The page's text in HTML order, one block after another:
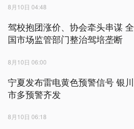
8月10日 04:48
驾校抱团涨价、协会牵头串谋 全
国市场监管部门整治驾培垄断
8月10日 06:00
宁夏发布雷电黄色预警信号 银川
市多预警齐发
8月10日 06:18